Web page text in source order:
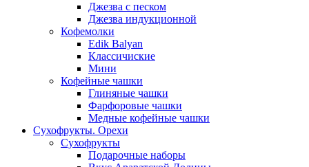
Джезва с песком
Джезва индукционной
Кофемолки
Edik Balyan
Классичиские
Мини
Кофейные чашки
Глиняные чашки
Фарфоровые чашки
Медные кофейные чашки
Сухофрукты. Орехи
Сухофрукты
Подарочные наборы